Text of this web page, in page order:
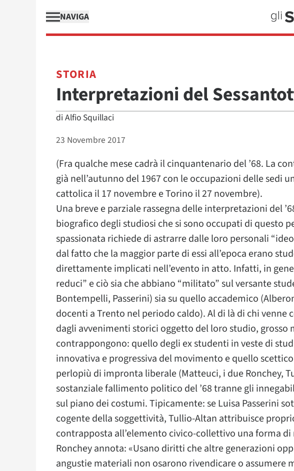
NAVIGA
STORIA
Interpretazioni del
di Alfio Squillaci
23 Novembre 2017
(Fra qualche mese cadrà il cinquantenario del ’68. La
già nell’autunno del 1967 con le occupazioni delle sedi
cattolica il 17 novembre e Torino il 27 novembre).
Una breve e parziale rassegna delle interpretazioni del
biografico degli studiosi che si sono occupati di questo
spassionata richiede di astrarre dalle loro personali
dal fatto che la maggior parte di essi all’epoca erano
direttamente implicati nell’evento in atto. Infatti, in
reduci” e ciò sia che abbiano “militato” sul versante
Bontempelli, Passerini) sia su quello accademico
docenti a Trento nel periodo caldo). Al di là di chi venne
dagli avvenimenti storici oggetto del loro studio, grosso
contrappongono: quello degli ex studenti in veste di
innovativa e progressiva del movimento e quello
perlopiù di impronta liberale (Matteuci, i due Ronchey,
sostanziale fallimento politico del ’68 tranne gli
sul piano dei costumi. Tipicamente: se Luisa Passerini
cogente della soggettività, Tullio-Altan attribuisce
contrapposta all’elemento civico-collettivo una forma
Ronchey annota: «Usano diritti che altre generazioni
angustie materiali non osarono rivendicare o assumere